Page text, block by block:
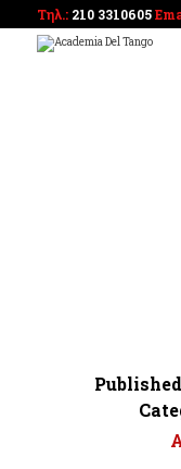
Τηλ.:210 3310605